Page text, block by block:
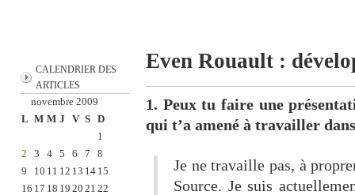
CALENDRIER DES
ARTICLES
novembre 2009
L M M J V S D
1
2
3 4 5 6 7
8
9
10 11 12 13 14 15
16 17 18 19 20 21 22
Even Rouault :
1. Peux tu faire une
qui t’a amené à travailler
Je ne travaille pas, à
Source. Je suis